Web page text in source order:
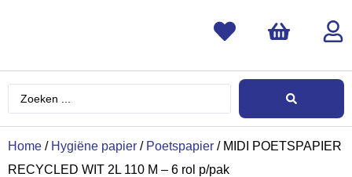
Home / Hygiëne papier / Poetspapier / MIDI POETSPAPIER
RECYCLED WIT 2L 110 M – 6 rol p/pak